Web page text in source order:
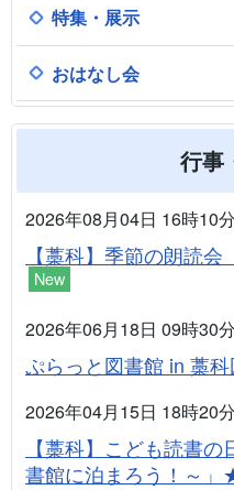
特集・展示
おはなし会
行事
2026年08月04日 16時10分
【藁科】季節の朗読
New
2026年06月18日 09時30分
ぷらっと図書館 in 藁
2026年04月15日 18時20分
【藁科】こども読書
書館に泊まろう！～